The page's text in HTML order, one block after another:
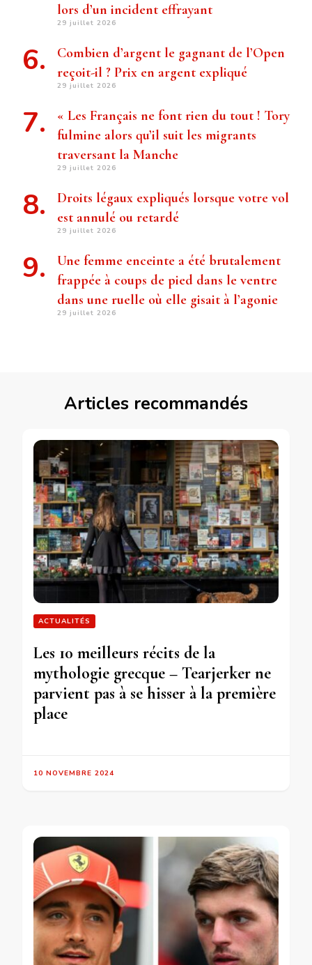
lors d’un incident effrayant
29 juillet 2026
Combien d’argent le gagnant de l’Open
reçoit-il ? Prix ​​en argent expliqué
29 juillet 2026
« Les Français ne font rien du tout ! Tory
fulmine alors qu’il suit les migrants
traversant la Manche
29 juillet 2026
Droits légaux expliqués lorsque votre vol
est annulé ou retardé
29 juillet 2026
Une femme enceinte a été brutalement
frappée à coups de pied dans le ventre
dans une ruelle où elle gisait à l’agonie
29 juillet 2026
Articles recommandés
ACTUALITÉS
Les 10 meilleurs récits de la
mythologie grecque – Tearjerker ne
parvient pas à se hisser à la première
place
10 NOVEMBRE 2024